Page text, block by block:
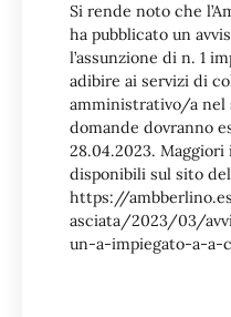
Si rende noto che
ha pubblicato un
l’assunzione di n. 1
adibire ai servizi di
amministrativo/a nel
domande dovranno
28.04.2023.
disponibili sul sito
https://
asciata/2023/03/
un-a-impiegato-a-